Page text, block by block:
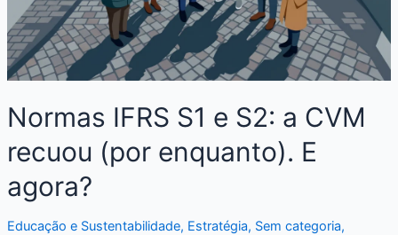
Normas IFRS S1 e S2: a CVM
recuou (por enquanto). E
agora?
Educação e Sustentabilidade, Estratégia, Sem categoria,